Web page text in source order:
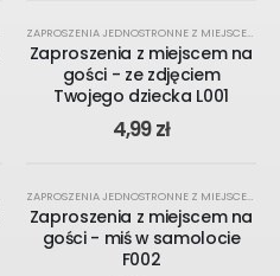
,NA CHRZEST,ZAPROSZENIA
ZAPROSZENIA JEDNOSTRONNE Z MIEJSCEM NA GOŚCI
Zaproszenia z miejscem na
gości - ze zdjęciem
Twojego dziecka L001
4,99zł
,NA CHRZEST,ZAPROSZENIA
ZAPROSZENIA JEDNOSTRONNE Z MIEJSCEM NA GOŚCI
Zaproszenia z miejscem na
gości - miś w samolocie
F002